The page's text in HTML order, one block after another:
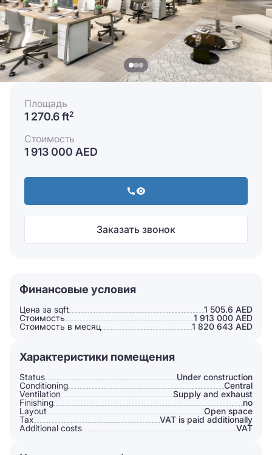
Площадь
1 270.6 ft2
Стоимость
1 913 000 AED
Заказать звонок
Финансовые условия
Цена за sqft
1 505.6 AED
Стоимость
1 913 000 AED
Стоимость в месяц
1 820 643 AED
Характеристики помещения
Status
Under construction
Conditioning
Сentral
Ventilation
Supply and exhaust
Finishing
no
Layout
Open space
Tax
VAT is paid additionally
Additional costs
VAT